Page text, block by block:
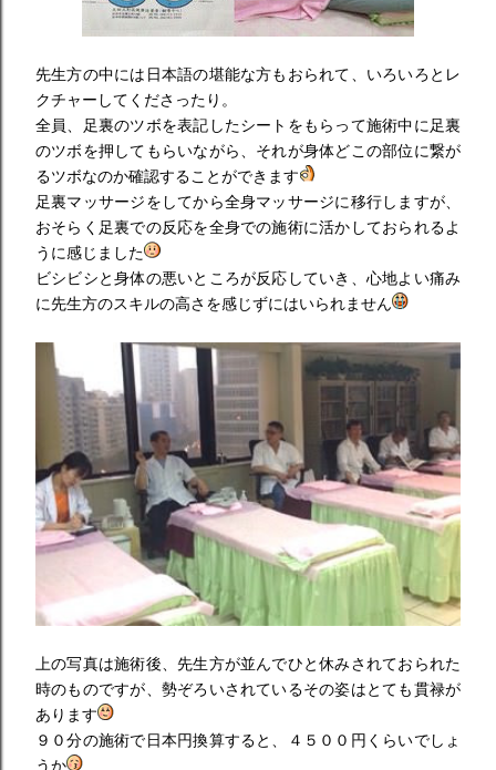
先生方の中には日本語の堪能な方もおられて、いろいろとレ
クチャーしてくださったり。
全員、足裏のツボを表記したシートをもらって施術中に足裏
のツボを押してもらいながら、それが身体どこの部位に繋が
るツボなのか確認することができます
足裏マッサージをしてから全身マッサージに移行しますが、
おそらく足裏での反応を全身での施術に活かしておられるよ
うに感じました
ビシビシと身体の悪いところが反応していき、心地よい痛み
に先生方のスキルの高さを感じずにはいられません
上の写真は施術後、先生方が並んでひと休みされておられた
時のものですが、勢ぞろいされているその姿はとても貫禄が
あります
９０分の施術で日本円換算すると、４５００円くらいでしょ
うか